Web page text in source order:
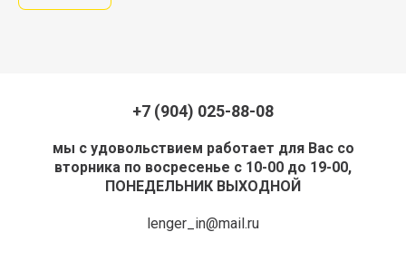
+7 (904) 025-88-08
мы с удовольствием работает для Вас со
вторника по восресенье с 10-00 до 19-00,
ПОНЕДЕЛЬНИК ВЫХОДНОЙ
lenger_in@mail.ru